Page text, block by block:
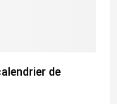
de